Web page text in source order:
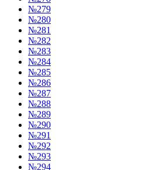
№279
№280
№281
№282
№283
№284
№285
№286
№287
№288
№289
№290
№291
№292
№293
№294